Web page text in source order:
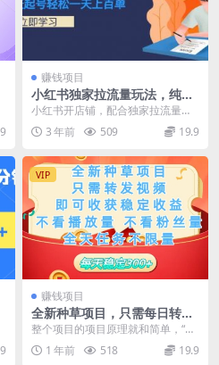
赚钱项目
小红书独家拉流量玩法，纯自
然流量起号无货源卖货 三天起
号轻松一天上百单
小红书开店铺，配合独家拉流量笔
记方法， 通过笔记引导售卖商品，
商品来源其他电商...
3 年前 509 19.9
VIP
赚钱项目
全新种草项目，只需每日转发
视频，即可收获稳定收益
整个项目的项目原理就和简单，“种
草视频代发”平台相当于一个撮合平
台，你可以领取商...
1 年前 518 19.9